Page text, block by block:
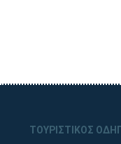
ΤΟΥΡΙΣΤΙΚΟΣ